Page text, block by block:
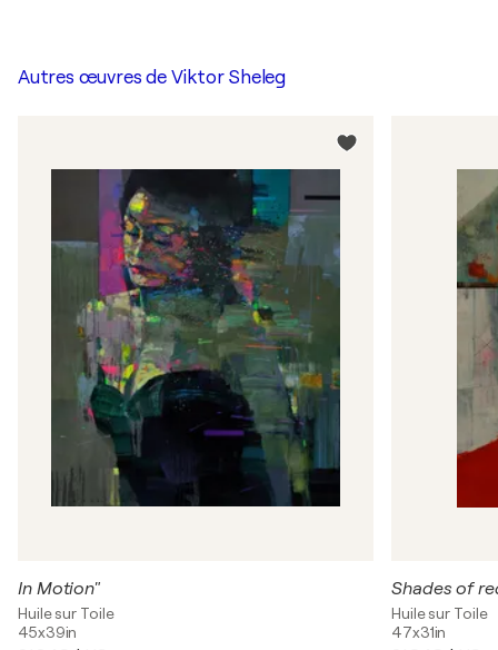
Autres œuvres de Viktor Sheleg
In Motion"
Huile sur Toile
45x39in
Shades of
Huile sur Toile
47x31in